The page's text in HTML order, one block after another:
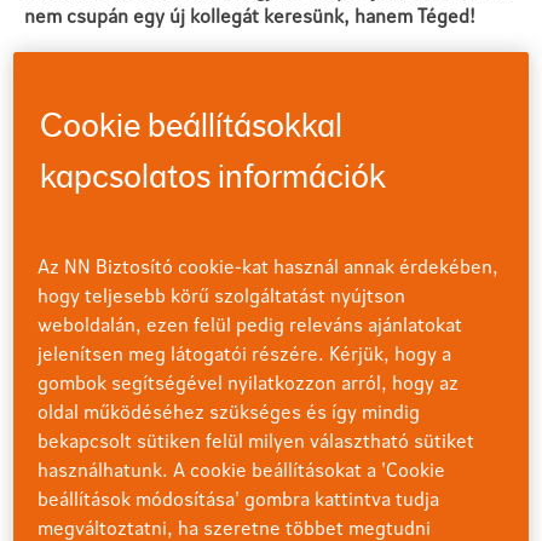
nem csupán egy új kollegát keresünk, hanem Téged!
2025-ben hetedik alkalommal nyertük el a Top Employer
tanúsítványt, amire nagyon büszkék vagyunk. Sokat
teszünk a munkahely és magánélet egyensúlyáért, a
Ha készen állsz megtenni a következő lépést a
karrieredben, és szeretnél egy olyan vállalat tagja lenni,
amely a jövőt alakítja, csatlakozz hozzánk és formáljuk
együtt!
Azure Devops Engineer
Részletek
Cookie beállításokkal
kapcsolatos információk
Az NN Biztosító cookie-kat használ annak érdekében,
hogy teljesebb körű szolgáltatást nyújtson
weboldalán, ezen felül pedig releváns ajánlatokat
jelenítsen meg látogatói részére. Kérjük, hogy a
gombok segítségével nyilatkozzon arról, hogy az
oldal működéséhez szükséges és így mindig
bekapcsolt sütiken felül milyen választható sütiket
használhatunk. A cookie beállításokat a 'Cookie
beállítások módosítása' gombra kattintva tudja
megváltoztatni, ha szeretne többet megtudni